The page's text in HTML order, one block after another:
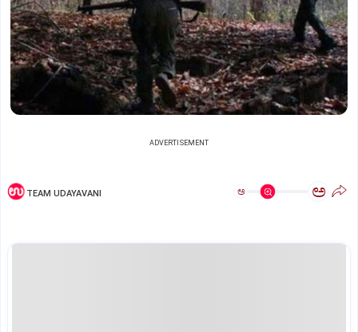
ADVERTISEMENT
TEAM UDAYAVANI ಅ ಅ